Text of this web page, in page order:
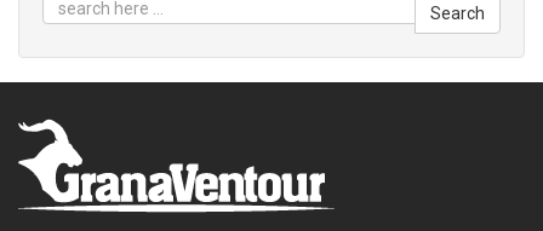
Search